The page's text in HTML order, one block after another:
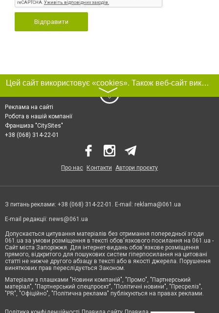
Відправити
Цей сайт використовує «cookies». Також веб-сайт використовує інтернет-сервіс для збору технічних даних стосовно відвідувачів з метою отримання маркетингової та статистичної інформації. Умови обробки даних відвідувачів сайту див.
〉
Реклама на сайті
Робота в нашій компанії
Франшиза "CitySites"
+38 (068) 314-22-01
Про нас Контакти Автори проєкту
З питань реклами: +38 (068) 314-22-01. E-mail: reklama@061.ua
E-mail редакції: news@061.ua
Допускається цитування матеріалів без отримання попередньої згоди
061.ua за умови розміщення в тексті обов'язкового посилання на 061.ua -
Сайт міста Запоріжжя. Для інтернет-видань обов'язкове розміщення
прямого, відкритого для пошукових систем гіперпосилання на цитовані
статті не нижче другого абзацу в тексті або в якості джерела. Порушення
виняткових прав переслідується Законом.
Матеріали з плашками "Новини компаній", "Промо", "Партнерський
матеріал", "Партнерський спецпроєкт", "Політичні новини", "Пресреліз",
"PR", "Офіційно", "Політична реклама" публікуються на правах реклами.